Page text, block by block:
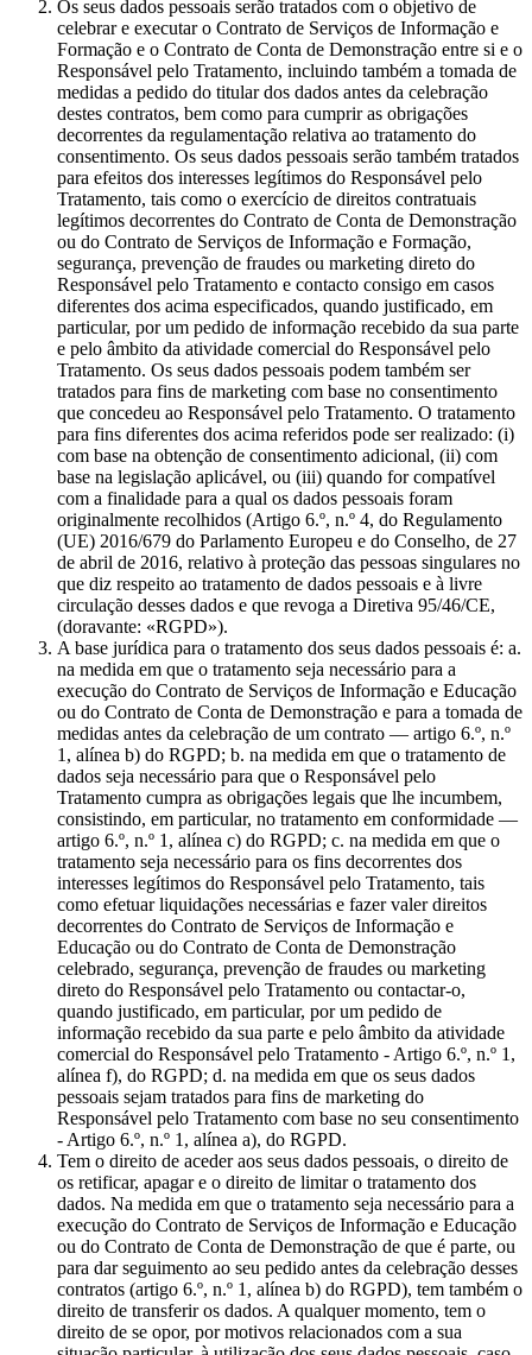
Os seus dados pessoais serão tratados com o objetivo de
celebrar e executar o Contrato de Serviços de Informação e
Formação e o Contrato de Conta de Demonstração entre si e o
Responsável pelo Tratamento, incluindo também a tomada de
medidas a pedido do titular dos dados antes da celebração
destes contratos, bem como para cumprir as obrigações
decorrentes da regulamentação relativa ao tratamento do
consentimento. Os seus dados pessoais serão também tratados
para efeitos dos interesses legítimos do Responsável pelo
Tratamento, tais como o exercício de direitos contratuais
legítimos decorrentes do Contrato de Conta de Demonstração
ou do Contrato de Serviços de Informação e Formação,
segurança, prevenção de fraudes ou marketing direto do
Responsável pelo Tratamento e contacto consigo em casos
diferentes dos acima especificados, quando justificado, em
particular, por um pedido de informação recebido da sua parte
e pelo âmbito da atividade comercial do Responsável pelo
Tratamento. Os seus dados pessoais podem também ser
tratados para fins de marketing com base no consentimento
que concedeu ao Responsável pelo Tratamento. O tratamento
para fins diferentes dos acima referidos pode ser realizado: (i)
com base na obtenção de consentimento adicional, (ii) com
base na legislação aplicável, ou (iii) quando for compatível
com a finalidade para a qual os dados pessoais foram
originalmente recolhidos (Artigo 6.º, n.º 4, do Regulamento
(UE) 2016/679 do Parlamento Europeu e do Conselho, de 27
de abril de 2016, relativo à proteção das pessoas singulares no
que diz respeito ao tratamento de dados pessoais e à livre
circulação desses dados e que revoga a Diretiva 95/46/CE,
(doravante: «RGPD»).
A base jurídica para o tratamento dos seus dados pessoais é: a.
na medida em que o tratamento seja necessário para a
execução do Contrato de Serviços de Informação e Educação
ou do Contrato de Conta de Demonstração e para a tomada de
medidas antes da celebração de um contrato — artigo 6.º, n.º
1, alínea b) do RGPD; b. na medida em que o tratamento de
dados seja necessário para que o Responsável pelo
Tratamento cumpra as obrigações legais que lhe incumbem,
consistindo, em particular, no tratamento em conformidade —
artigo 6.º, n.º 1, alínea c) do RGPD; c. na medida em que o
tratamento seja necessário para os fins decorrentes dos
interesses legítimos do Responsável pelo Tratamento, tais
como efetuar liquidações necessárias e fazer valer direitos
decorrentes do Contrato de Serviços de Informação e
Educação ou do Contrato de Conta de Demonstração
celebrado, segurança, prevenção de fraudes ou marketing
direto do Responsável pelo Tratamento ou contactar-o,
quando justificado, em particular, por um pedido de
informação recebido da sua parte e pelo âmbito da atividade
comercial do Responsável pelo Tratamento - Artigo 6.º, n.º 1,
alínea f), do RGPD; d. na medida em que os seus dados
pessoais sejam tratados para fins de marketing do
Responsável pelo Tratamento com base no seu consentimento
- Artigo 6.º, n.º 1, alínea a), do RGPD.
Tem o direito de aceder aos seus dados pessoais, o direito de
os retificar, apagar e o direito de limitar o tratamento dos
dados. Na medida em que o tratamento seja necessário para a
execução do Contrato de Serviços de Informação e Educação
ou do Contrato de Conta de Demonstração de que é parte, ou
para dar seguimento ao seu pedido antes da celebração desses
contratos (artigo 6.º, n.º 1, alínea b) do RGPD), tem também o
direito de transferir os dados. A qualquer momento, tem o
direito de se opor, por motivos relacionados com a sua